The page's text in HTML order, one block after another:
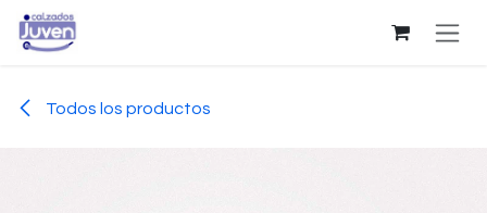
Ir al contenido
Todos los productos